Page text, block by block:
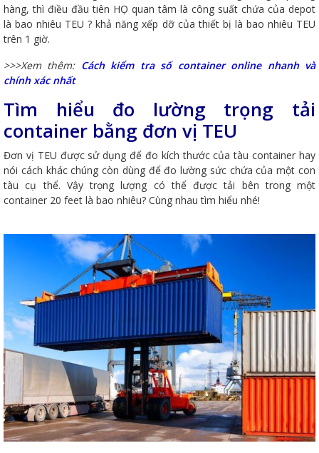
hàng, thì điều đầu tiên HỌ quan tâm là công suất chứa của depot
là bao nhiêu TEU ? khả năng xếp dỡ của thiết bị là bao nhiêu TEU
trên 1 giờ.
>>>Xem thêm: Cách kiểm tra số container online nhanh và
chính xác nhất
Tìm hiểu đo lường trọng tải
container bằng đơn vị TEU
Đơn vị TEU được sử dụng để đo kích thước của tàu container hay
nói cách khác chúng còn dùng để đo lường sức chứa của một con
tàu cụ thể. Vậy trọng lượng có thể được tải bên trong một
container 20 feet là bao nhiêu? Cùng nhau tìm hiểu nhé!